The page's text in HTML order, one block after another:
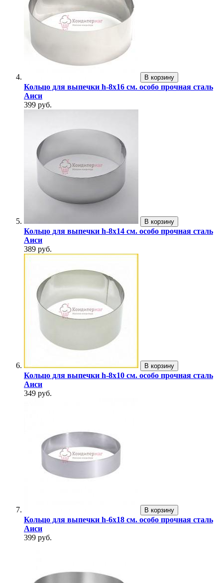
В корзину
Кольцо для выпечки h-8х16 см. особо прочная сталь
Аиси
399 руб.
В корзину
Кольцо для выпечки h-8х14 см. особо прочная сталь
Аиси
389 руб.
В корзину
Кольцо для выпечки h-8х10 см. особо прочная сталь
Аиси
349 руб.
В корзину
Кольцо для выпечки h-6х18 см. особо прочная сталь
Аиси
399 руб.